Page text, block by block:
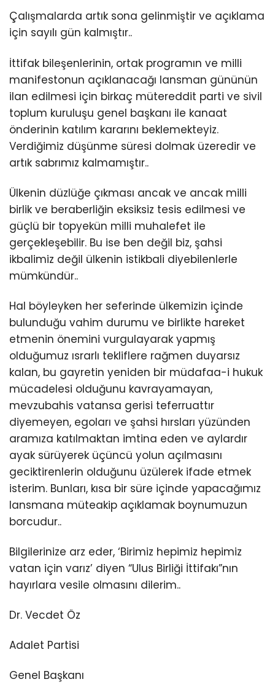
Çalışmalarda artık sona gelinmiştir ve açıklama
için sayılı gün kalmıştır..
İttifak bileşenlerinin, ortak programın ve milli
manifestonun açıklanacağı lansman gününün
ilan edilmesi için birkaç mütereddit parti ve sivil
toplum kuruluşu genel başkanı ile kanaat
önderinin katılım kararını beklemekteyiz.
Verdiğimiz düşünme süresi dolmak üzeredir ve
artık sabrımız kalmamıştır..
Ülkenin düzlüğe çıkması ancak ve ancak milli
birlik ve beraberliğin eksiksiz tesis edilmesi ve
güçlü bir topyekün milli muhalefet ile
gerçekleşebilir. Bu ise ben değil biz, şahsi
ikbalimiz değil ülkenin istikbali diyebilenlerle
mümkündür..
Hal böyleyken her seferinde ülkemizin içinde
bulunduğu vahim durumu ve birlikte hareket
etmenin önemini vurgulayarak yapmış
olduğumuz ısrarlı tekliflere rağmen duyarsız
kalan, bu gayretin yeniden bir müdafaa-i hukuk
mücadelesi olduğunu kavrayamayan,
mevzubahis vatansa gerisi teferruattır
diyemeyen, egoları ve şahsi hırsları yüzünden
aramıza katılmaktan imtina eden ve aylardır
ayak sürüyerek üçüncü yolun açılmasını
geciktirenlerin olduğunu üzülerek ifade etmek
isterim. Bunları, kısa bir süre içinde yapacağımız
lansmana müteakip açıklamak boynumuzun
borcudur..
Bilgilerinize arz eder, ‘Birimiz hepimiz hepimiz
vatan için varız’ diyen “Ulus Birliği İttifakı”nın
hayırlara vesile olmasını dilerim..
Dr. Vecdet Öz
Adalet Partisi
Genel Başkanı